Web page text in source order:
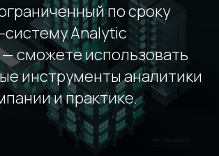
по сроку
систему Analytic
сможете использовать
инструменты аналитики
и практике.